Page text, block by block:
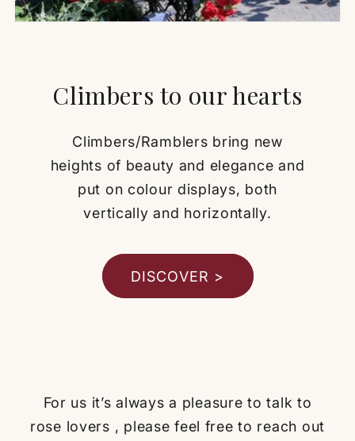
Climbers to our hearts
Climbers/Ramblers bring new
heights of beauty and elegance and
put on colour displays, both
vertically and horizontally.
DISCOVER >
For us it’s always a pleasure to talk to
rose lovers , please feel free to reach out